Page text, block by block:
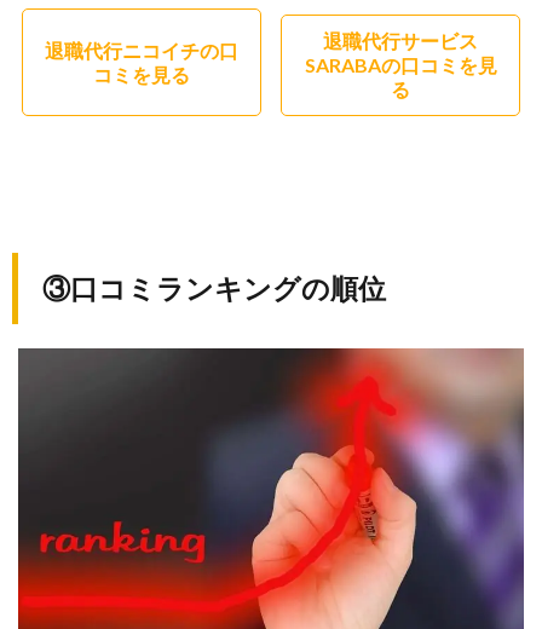
ト
体
制
10.
多
退職代行ニコイチの口
コミを見る
退職代行サービス
SARABAの口コミを見
る
③口コミランキングの順位